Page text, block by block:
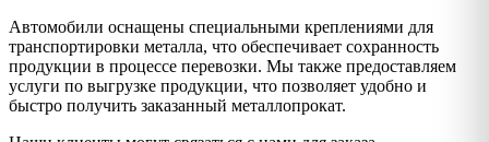
Автомобили оснащены специальными креплениями для
транспортировки металла, что обеспечивает сохранность
продукции в процессе перевозки. Мы также предоставляем
услуги по выгрузке продукции, что позволяет удобно и
быстро получить заказанный металлопрокат.